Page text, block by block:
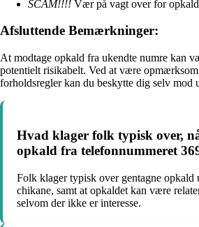
SCAM!!!! Vær på vagt over for
Afsluttende Bemærkninger:
At modtage opkald fra ukendte numre kan
potentielt risikabelt. Ved at være opmærksom
forholdsregler kan du beskytte dig selv mod
Hvad klager folk typisk over,
opkald fra telefonnummeret
Folk klager typisk over gentagne opkald
chikane, samt at opkaldet kan være
selvom der ikke er interesse.